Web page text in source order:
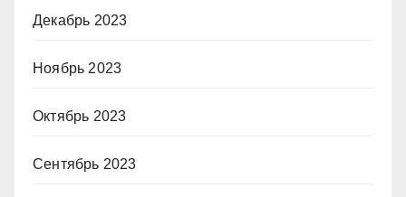
Декабрь 2023
Ноябрь 2023
Октябрь 2023
Сентябрь 2023